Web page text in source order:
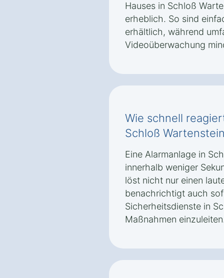
Hauses in Schloß
erheblich. So sind
erhältlich, während
Videoüberwachung
Wie schnell
Schloß
Eine Alarmanlage in
innerhalb weniger
löst nicht nur einen
benachrichtigt auch
Sicherheitsdienste in
Maßnahmen